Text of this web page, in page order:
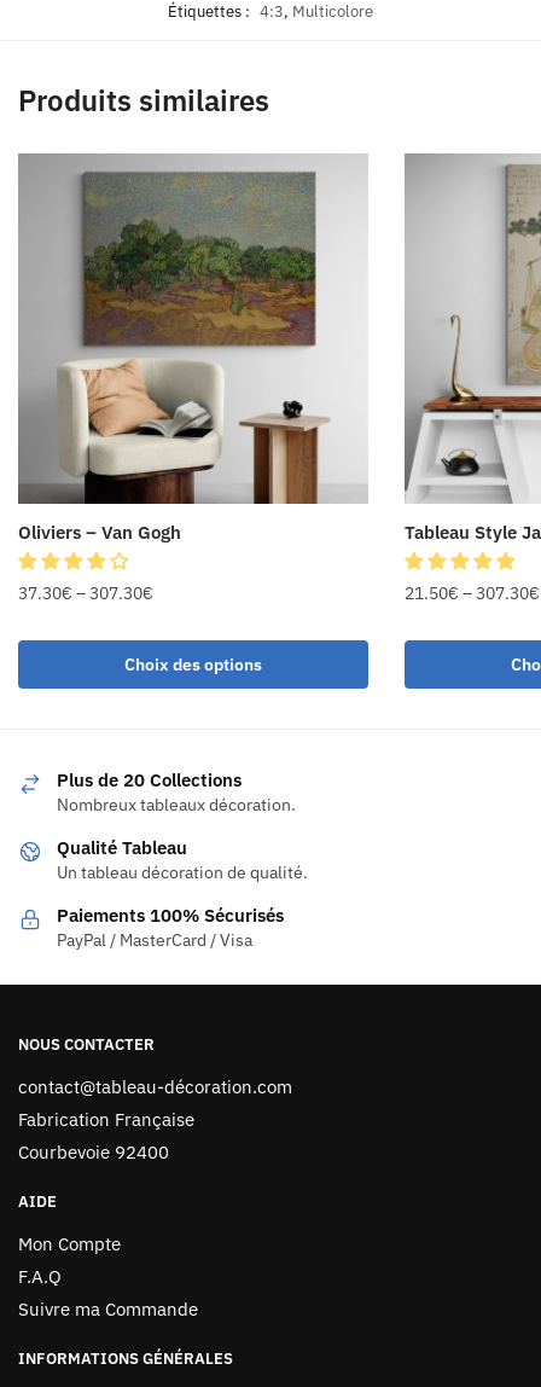
Étiquettes : 4:3, Multicolore
Produits similaires
Oliviers – Van Gogh
37.30€ –307.30€
Choix des options
Tableau Style
21.50€ –307.30€
Plus de 20 Collections
Nombreux tableaux décoration.
Qualité Tableau
Un tableau décoration de qualité.
Paiements 100% Sécurisés
PayPal / MasterCard / Visa
NOUS CONTACTER
contact@tableau-décoration.com
Fabrication Française
Courbevoie 92400
AIDE
Mon Compte
F.A.Q
Suivre ma Commande
INFORMATIONS GÉNÉRALES